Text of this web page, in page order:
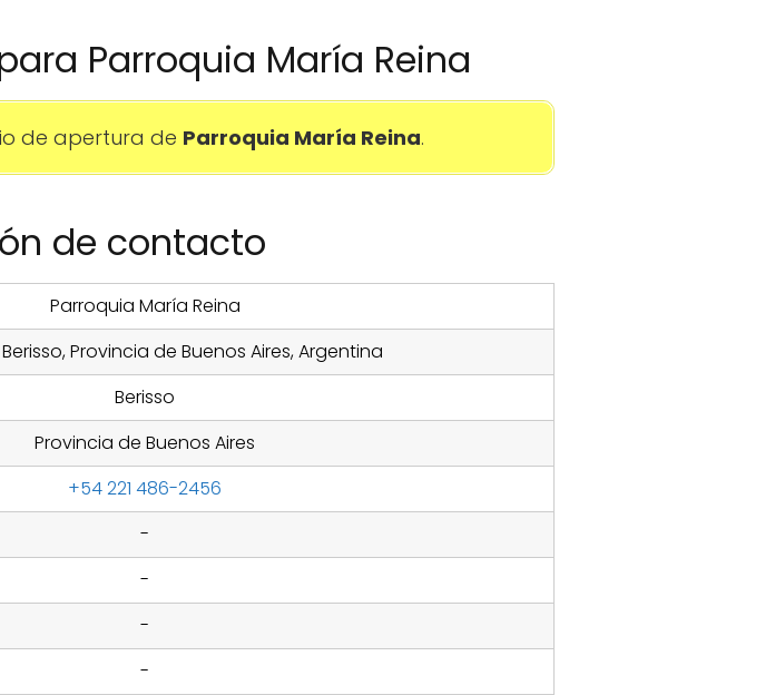
Parroquia María Reina
de apertura de Parroquia María Reina.
de contacto
Parroquia María Reina
Provincia de Buenos Aires, Argentina
Berisso
Provincia de Buenos Aires
+54 221 486-2456
-
-
-
-